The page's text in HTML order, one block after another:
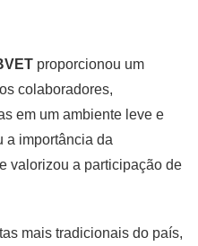
proporcionou um
colaboradores,
em um ambiente leve e
a importância da
valorizou a participação de
mais tradicionais do país,